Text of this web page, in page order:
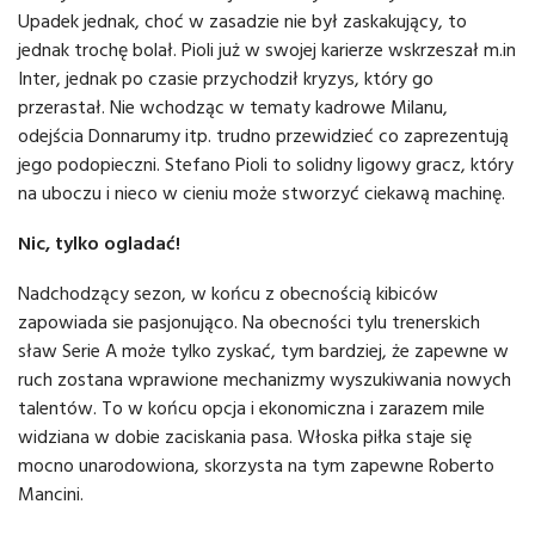
Upadek jednak, choć w zasadzie nie był zaskakujący, to
jednak trochę bolał. Pioli już w swojej karierze wskrzeszał m.in
Inter, jednak po czasie przychodził kryzys, który go
przerastał. Nie wchodząc w tematy kadrowe Milanu,
odejścia Donnarumy itp. trudno przewidzieć co zaprezentują
jego podopieczni. Stefano Pioli to solidny ligowy gracz, który
na uboczu i nieco w cieniu może stworzyć ciekawą machinę.
Nic, tylko ogladać!
Nadchodzący sezon, w końcu z obecnością kibiców
zapowiada sie pasjonująco. Na obecności tylu trenerskich
sław Serie A może tylko zyskać, tym bardziej, że zapewne w
ruch zostana wprawione mechanizmy wyszukiwania nowych
talentów. To w końcu opcja i ekonomiczna i zarazem mile
widziana w dobie zaciskania pasa. Włoska piłka staje się
mocno unarodowiona, skorzysta na tym zapewne Roberto
Mancini.